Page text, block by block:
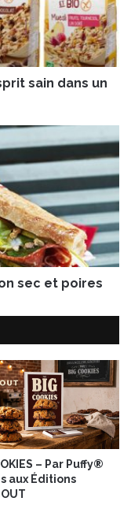
sain dans un
sec et poires
– Par Puffy®
aux Éditions